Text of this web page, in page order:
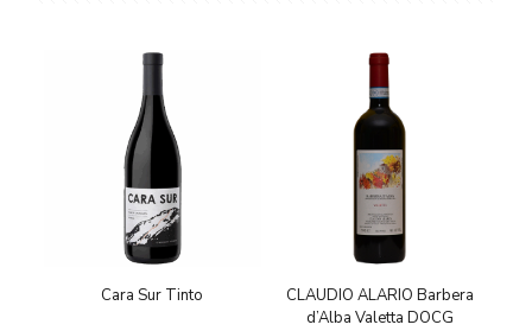
Cara Sur Tinto
CLAUDIO ALARIO Barbera
d’Alba Valetta DOCG